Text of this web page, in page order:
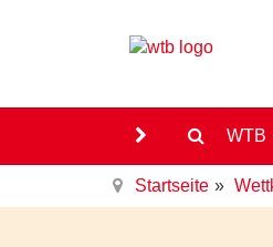
WTB
Startseite